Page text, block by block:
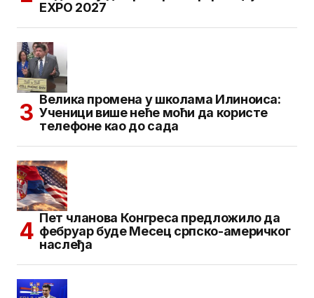
EXPO 2027
Велика промена у школама Илиноиса:
Ученици више неће моћи да користе
телефоне као до сада
Пет чланова Конгреса предложило да
фебруар буде Месец српско-америчког
наслеђа